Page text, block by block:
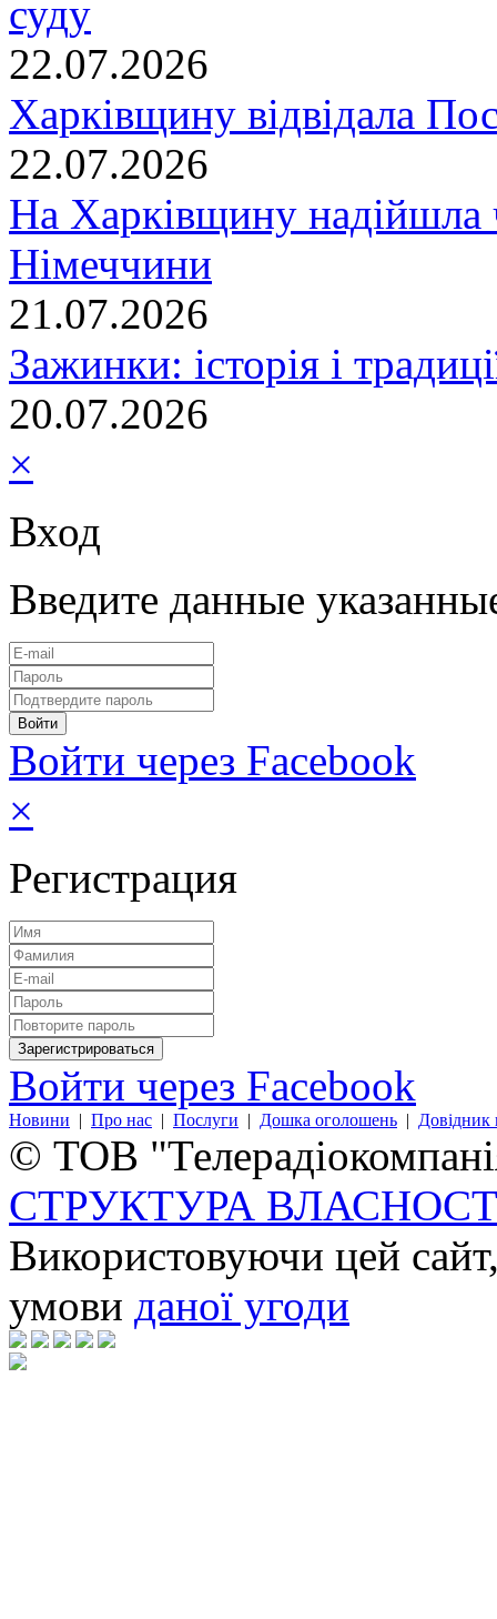
суду
22.07.2026
Харківщину відвідала
22.07.2026
На Харківщину надійшла
Німеччини
21.07.2026
Зажинки: історія і
20.07.2026
×
Вход
Введите данные
Войти через Facebook
×
Регистрация
Войти через Facebook
Новини | Про нас | Послуги | Дошка оголошень | Довідник
© ТОВ
СТРУКТУРА
Використовуючи цей
умови даної угоди